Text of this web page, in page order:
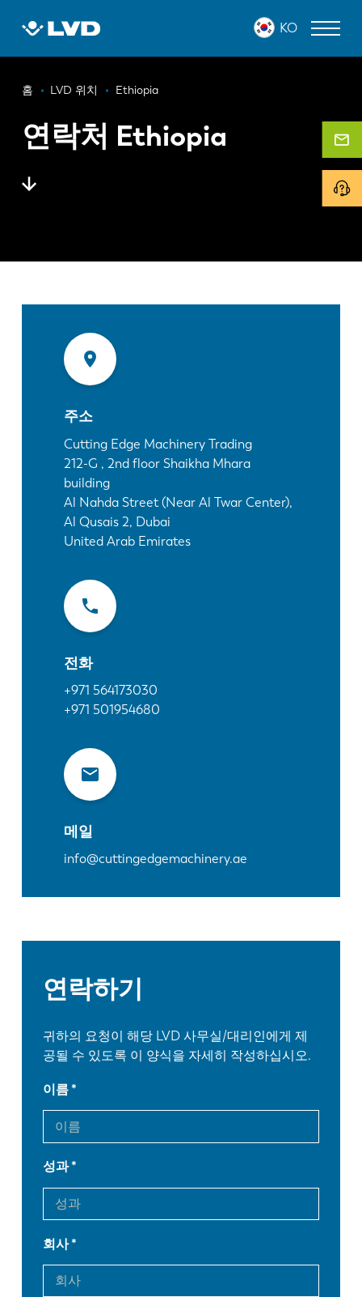
KO
이
동
경
로
홈 LVD 위치 Ethiopia
연락처 Ethiopia
주소
Cutting Edge Machinery Trading
212-G , 2nd floor Shaikha Mhara
building
Al Nahda Street (Near Al Twar Center),
Al Qusais 2, Dubai
United Arab Emirates
전화
+971 564173030
+971 501954680
메일
info@cuttingedgemachinery.ae
연락하기
귀하의 요청이 해당 LVD 사무실/대리인에게 제
공될 수 있도록 이 양식을 자세히 작성하십시오.
이름
성과
회사
레이저 커팅 머신
프레스 브레이크
펀치 프레스
소프트웨어
LVD 정보
LVD를발견하다
고객 사례
리소스 센터
산업 및 솔루션
직원 채용